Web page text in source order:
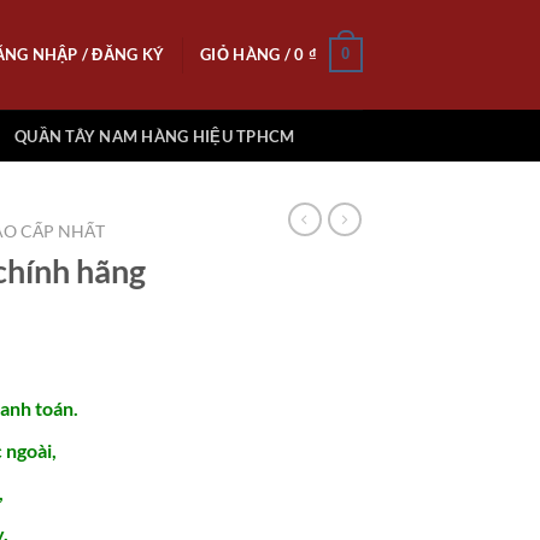
NHẬP / ĐĂNG KÝ GIỎ HÀNG /0 ₫ 0
QUẦN TÂY NAM HÀNG HIỆU TPHCM
CẤP NHẤT
hãng
toán.